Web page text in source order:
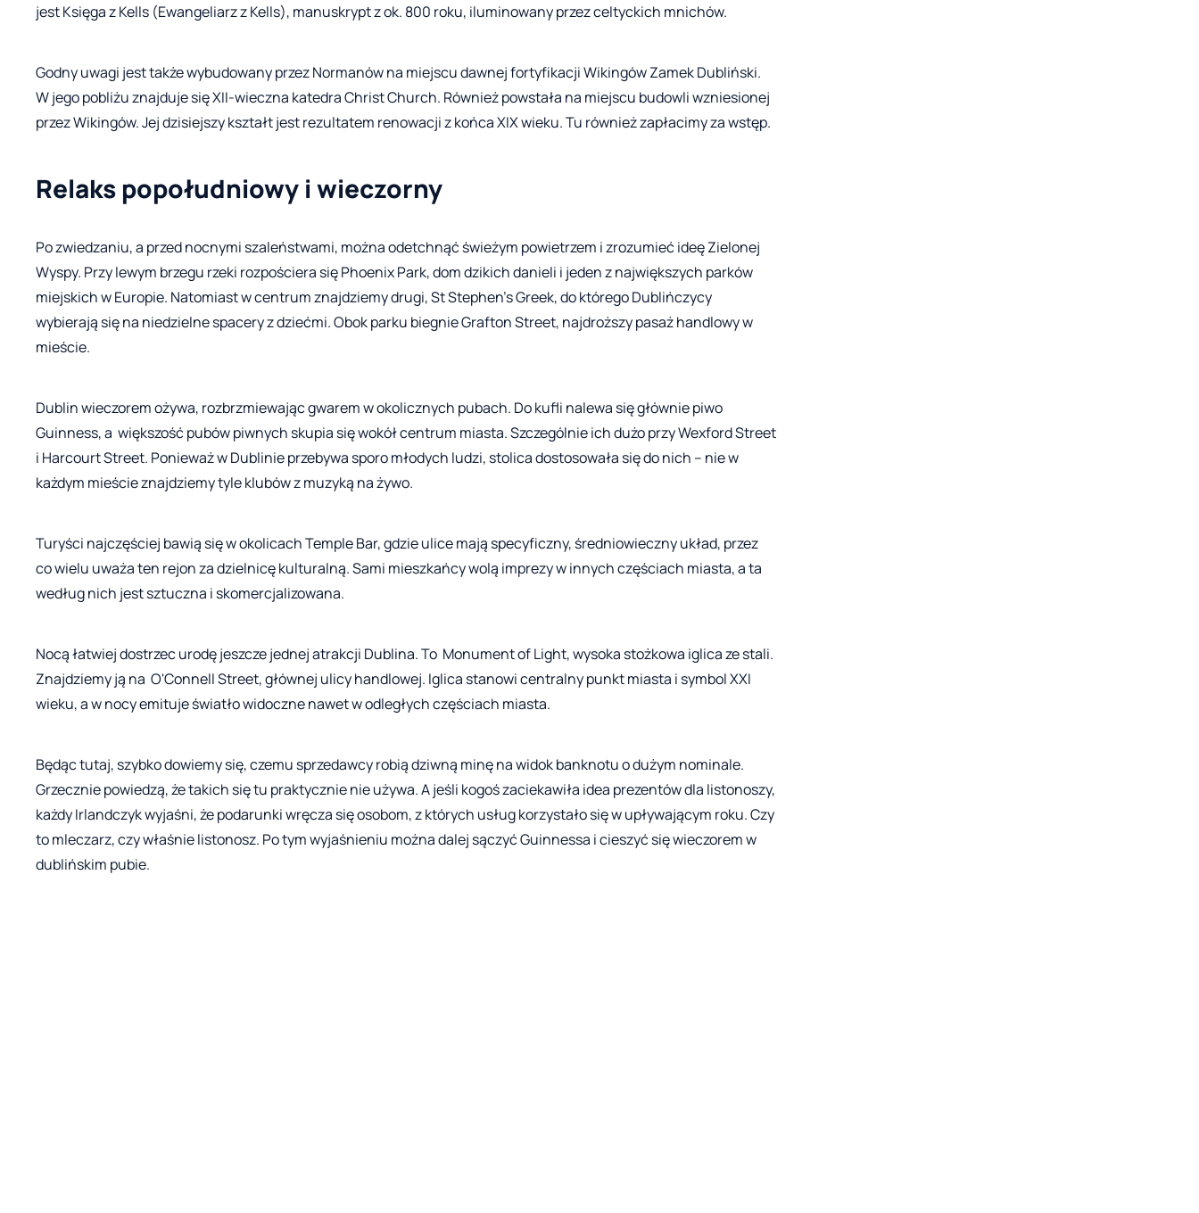
jest Księga z Kells (Ewangeliarz z Kells), manuskrypt z ok. 800 roku, iluminowany przez celtyckich mnichów.
Godny uwagi jest także wybudowany przez Normanów na miejscu dawnej fortyfikacji Wikingów Zamek Dubliński.
W jego pobliżu znajduje się XII-wieczna katedra Christ Church. Również powstała na miejscu budowli wzniesionej
przez Wikingów. Jej dzisiejszy kształt jest rezultatem renowacji z końca XIX wieku. Tu również zapłacimy za wstęp.
Relaks popołudniowy i wieczorny
Po zwiedzaniu, a przed nocnymi szaleństwami, można odetchnąć świeżym powietrzem i zrozumieć ideę Zielonej
Wyspy. Przy lewym brzegu rzeki rozpościera się Phoenix Park, dom dzikich danieli i jeden z największych parków
miejskich w Europie. Natomiast w centrum znajdziemy drugi, St Stephen's Greek, do którego Dublińczycy
wybierają się na niedzielne spacery z dziećmi. Obok parku biegnie Grafton Street, najdroższy pasaż handlowy w
mieście.
Dublin wieczorem ożywa, rozbrzmiewając gwarem w okolicznych pubach. Do kufli nalewa się głównie piwo
Guinness, a większość pubów piwnych skupia się wokół centrum miasta. Szczególnie ich dużo przy Wexford Street
i Harcourt Street. Ponieważ w Dublinie przebywa sporo młodych ludzi, stolica dostosowała się do nich – nie w
każdym mieście znajdziemy tyle klubów z muzyką na żywo.
Turyści najczęściej bawią się w okolicach Temple Bar, gdzie ulice mają specyficzny, średniowieczny układ, przez
co wielu uważa ten rejon za dzielnicę kulturalną. Sami mieszkańcy wolą imprezy w innych częściach miasta, a ta
według nich jest sztuczna i skomercjalizowana.
Nocą łatwiej dostrzec urodę jeszcze jednej atrakcji Dublina. To Monument of Light, wysoka stożkowa iglica ze stali.
Znajdziemy ją na O'Connell Street, głównej ulicy handlowej. Iglica stanowi centralny punkt miasta i symbol XXI
wieku, a w nocy emituje światło widoczne nawet w odległych częściach miasta.
Będąc tutaj, szybko dowiemy się, czemu sprzedawcy robią dziwną minę na widok banknotu o dużym nominale.
Grzecznie powiedzą, że takich się tu praktycznie nie używa. A jeśli kogoś zaciekawiła idea prezentów dla listonoszy,
każdy Irlandczyk wyjaśni, że podarunki wręcza się osobom, z których usług korzystało się w upływającym roku. Czy
to mleczarz, czy właśnie listonosz. Po tym wyjaśnieniu można dalej sączyć Guinnessa i cieszyć się wieczorem w
dublińskim pubie.